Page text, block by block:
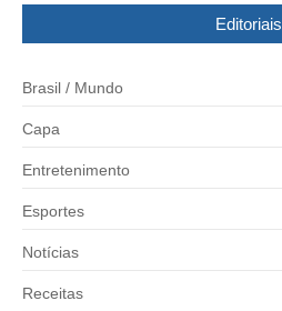
Editoriais
Brasil / Mundo
Capa
Entretenimento
Esportes
Notícias
Receitas